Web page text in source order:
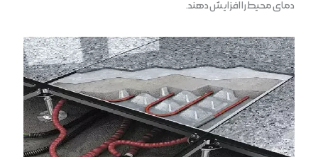
دمای محیط را افزایش دهند.